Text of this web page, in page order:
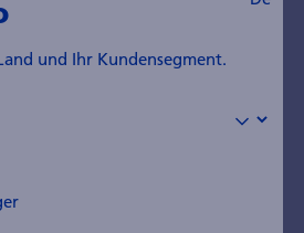
der
und Ihr Kundensegment.